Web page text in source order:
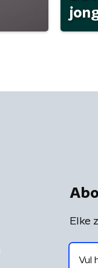
Elke